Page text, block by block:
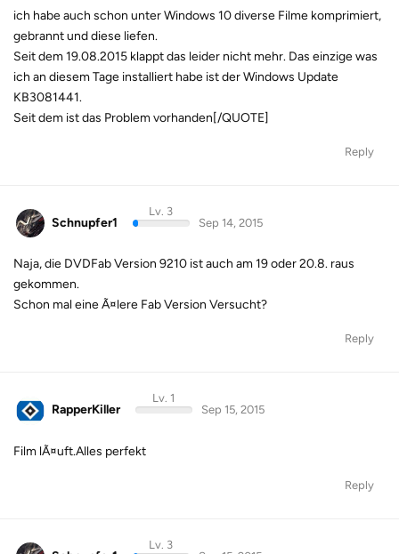
ich habe auch schon unter Windows 10 diverse Filme komprimiert,
gebrannt und diese liefen.
Seit dem 19.08.2015 klappt das leider nicht mehr. Das einzige was
ich an diesem Tage installiert habe ist der Windows Update
KB3081441.
Seit dem ist das Problem vorhanden[/QUOTE]
Reply
Schnupfer1
Lv. 3
Sep 14, 2015
Naja, die DVDFab Version 9210 ist auch am 19 oder 20.8. raus
gekommen.
Schon mal eine Ã¤lere Fab Version Versucht?
Reply
RapperKiller
Lv. 1
Sep 15, 2015
Film lÃ¤uft.Alles perfekt
Reply
Lv. 3